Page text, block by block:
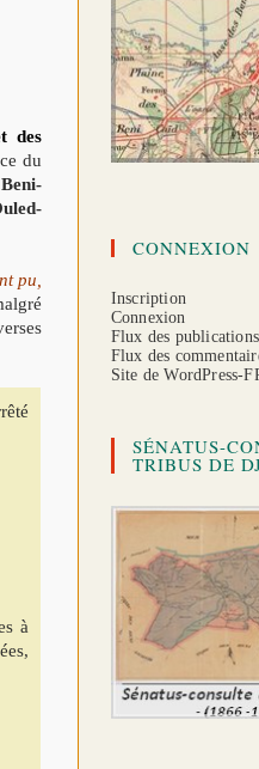
des
du
pu,
à
CONNEXION
Inscription
Connexion
Flux des publications
Flux des
Site de WordPress-
SÉNATUS-
TRIBUS DE